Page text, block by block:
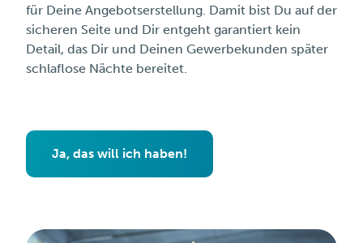
für Deine Angebotserstellung. Damit bist Du auf der
sicheren Seite und Dir entgeht garantiert kein
Detail, das Dir und Deinen Gewerbekunden später
schlaflose Nächte bereitet.
Ja, das will ich haben!